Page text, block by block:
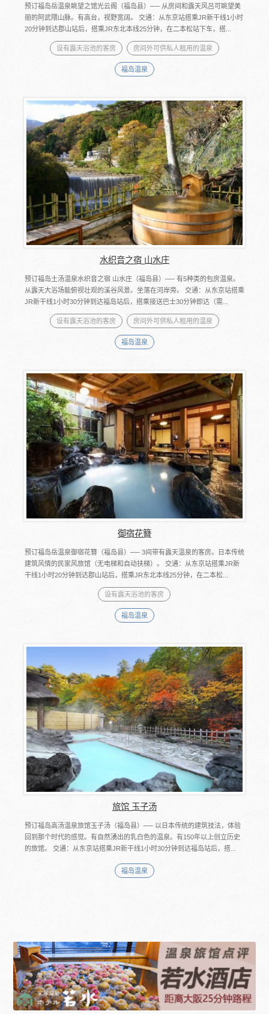
预订福岛岳温泉眺望之馆光云阁（福岛县）── 从房间和露天风吕可眺望美
丽的阿武隈山脉。有高台，视野宽阔。 交通：从东京站搭乘JR新干线1小时
20分钟到达郡山站后，搭乘JR东北本线25分钟，在二本松站下车，搭...
设有露天浴池的客房 房间外可供私人租用的温泉
福岛温泉
水织音之宿 山水庄
预订福岛土汤温泉水织音之宿 山水庄（福岛县）── 有5种类的包房温泉。
从露天大浴场能俯视壮观的溪谷风景。坐落在河岸旁。 交通：从东京站搭乘
JR新干线1小时30分钟到达福岛站后，搭乘接送巴士30分钟即达（需...
设有露天浴池的客房 房间外可供私人租用的温泉
福岛温泉
御宿花簪
预订福岛岳温泉御宿花簪（福岛县）── 3间带有露天温泉的客房。日本传统
建筑风情的民家风旅馆（无电梯和自动扶梯）。 交通：从东京站搭乘JR新
干线1小时20分钟到达郡山站后，搭乘JR东北本线25分钟，在二本松...
设有露天浴池的客房
福岛温泉
旅馆 玉子汤
预订福岛高汤温泉旅馆玉子汤（福岛县）── 以日本传统的建筑技法，体验
回到那个时代的感觉。有自然湧出的乳白色的温泉。有150年以上创立历史
的旅馆。 交通：从东京站搭乘JR新干线1小时30分钟到达福岛站后，搭...
福岛温泉